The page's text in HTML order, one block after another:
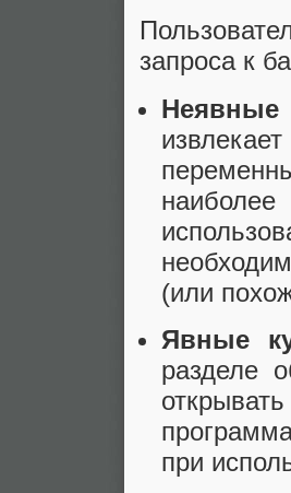
запроса к
Неявные
(или
Явные
разделе
при